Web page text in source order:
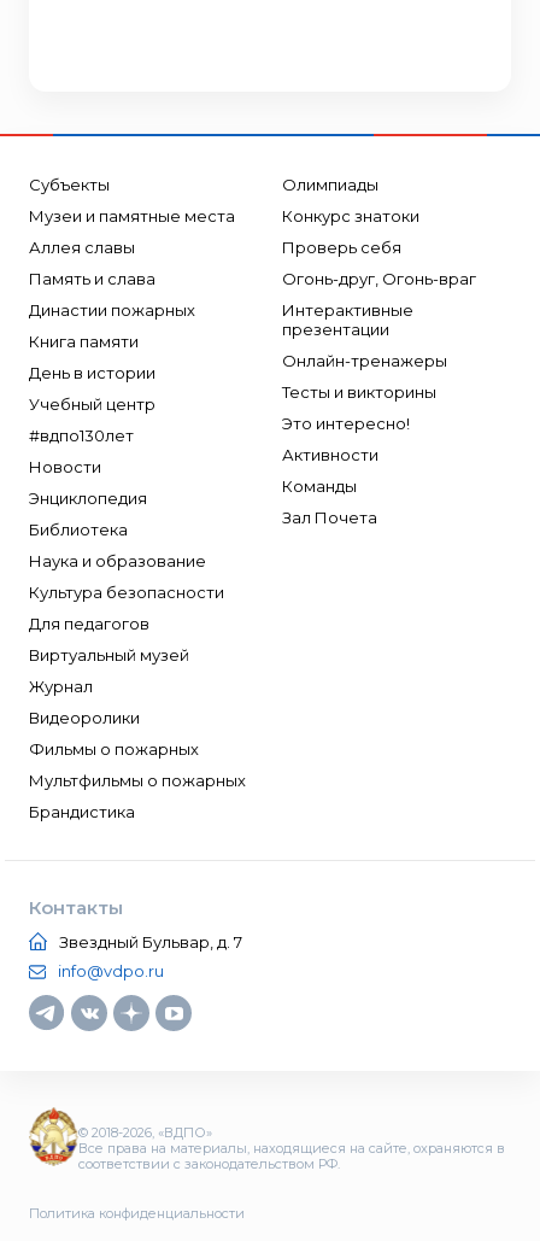
Субъекты
Музеи и памятные места
Аллея славы
Память и слава
Династии пожарных
Книга памяти
День в истории
Учебный центр
#вдпо130лет
Новости
Энциклопедия
Библиотека
Наука и образование
Культура безопасности
Для педагогов
Виртуальный музей
Журнал
Видеоролики
Фильмы о пожарных
Мультфильмы о пожарных
Брандистика
Олимпиады
Конкурс знатоки
Проверь себя
Огонь-друг, Огонь-враг
Интерактивные
презентации
Онлайн-тренажеры
Тесты и викторины
Это интересно!
Активности
Команды
Зал Почета
Контакты
Звездный Бульвар, д. 7
info@vdpo.ru
© 2018-2026, «ВДПО»
Все права на материалы, находящиеся на сайте, охраняются в
соответствии с законодательством РФ.
Политика конфиденциальности